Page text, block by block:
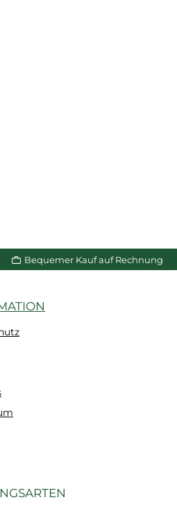
Bequemer Kauf auf Rechnung